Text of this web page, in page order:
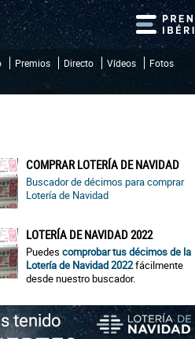
Premios Directo Vídeos
Fotos
COMPRAR LOTERÍA DE NAVIDAD
Buscador de décimos para comprar
Lotería de Navidad
LOTERÍA DE NAVIDAD 2022
Puedes comprobar tus décimos de la
Lotería de Navidad 2022fácilmente
desde nuestro buscador.